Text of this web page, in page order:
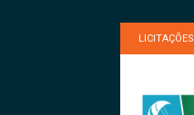
LICITAÇÕES